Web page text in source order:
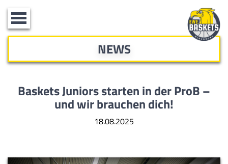
Toggle
navigation
NEWS
Baskets Juniors starten in der ProB –
und wir brauchen dich!
18.08.2025